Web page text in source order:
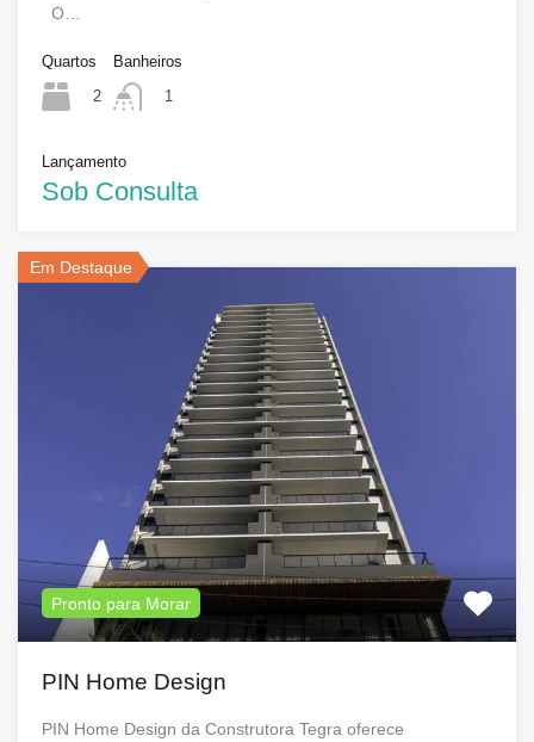
O…
Quartos
2
Banheiros
1
Lançamento
Sob Consulta
Em Destaque
Pronto para Morar
PIN Home Design
PIN Home Design da Construtora Tegra oferece